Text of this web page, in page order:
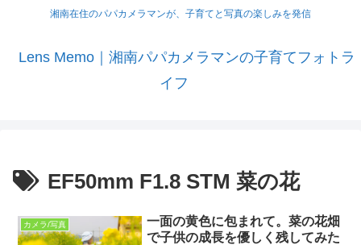
湘南在住のパパカメラマンが、子育てと写真の楽しみを発信
Lens Memo｜湘南パパカメラマンの子育てフォトラ
イフ
EF50mm F1.8 STM 菜の花
カメラ/写真
一面の黄色に包まれて。菜の花畑
で子供の成長を優しく残してみた